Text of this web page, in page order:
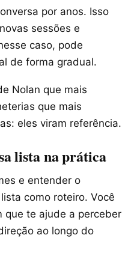
por anos. Isso
sessões e
caso, pode
de forma gradual.
Nolan que mais
que mais
eles viram referência.
lista na prática
e entender o
como roteiro. Você
que te ajude a perceber
ao longo do